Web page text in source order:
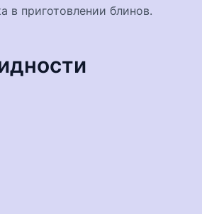
в приготовлении блинов.